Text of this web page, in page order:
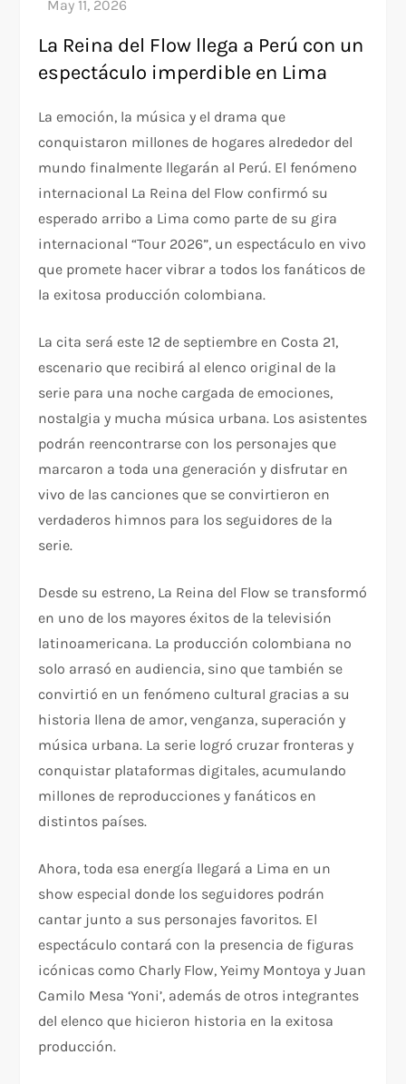
La Reina del Flow llega a Perú con un
espectáculo imperdible en Lima
La emoción, la música y el drama que
conquistaron millones de hogares alrededor del
mundo finalmente llegarán al Perú. El fenómeno
internacional La Reina del Flow confirmó su
esperado arribo a Lima como parte de su gira
internacional “Tour 2026”, un espectáculo en vivo
que promete hacer vibrar a todos los fanáticos de
la exitosa producción colombiana.
La cita será este 12 de septiembre en Costa 21,
escenario que recibirá al elenco original de la
serie para una noche cargada de emociones,
nostalgia y mucha música urbana. Los asistentes
podrán reencontrarse con los personajes que
marcaron a toda una generación y disfrutar en
vivo de las canciones que se convirtieron en
verdaderos himnos para los seguidores de la
serie.
Desde su estreno, La Reina del Flow se transformó
en uno de los mayores éxitos de la televisión
latinoamericana. La producción colombiana no
solo arrasó en audiencia, sino que también se
convirtió en un fenómeno cultural gracias a su
historia llena de amor, venganza, superación y
música urbana. La serie logró cruzar fronteras y
conquistar plataformas digitales, acumulando
millones de reproducciones y fanáticos en
distintos países.
Ahora, toda esa energía llegará a Lima en un
show especial donde los seguidores podrán
cantar junto a sus personajes favoritos. El
espectáculo contará con la presencia de figuras
icónicas como Charly Flow, Yeimy Montoya y Juan
Camilo Mesa ‘Yoni’, además de otros integrantes
del elenco que hicieron historia en la exitosa
producción.